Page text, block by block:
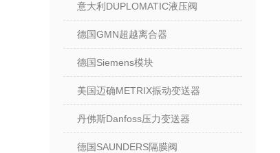
意大利DUPLOMATIC液压阀
德国GMN超越离合器
德国Siemens模块
美国迈确METRIX振动变送器
丹佛斯Danfoss压力变送器
德国SAUNDERS隔膜阀